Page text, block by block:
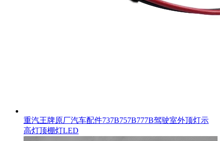
重汽王牌原厂汽车配件737B757B777B驾驶室外顶灯示
高灯顶棚灯LED